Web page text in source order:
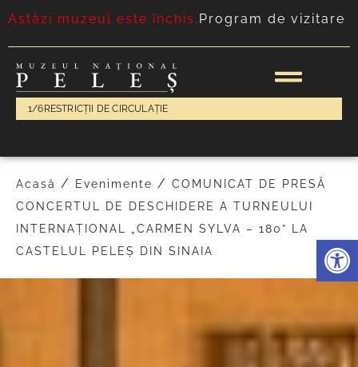
Astăzi muzeul este închis. Program de vizitare
1/6 RESTRICȚII DE CIRCULAȚIE
Acasă / Evenimente / COMUNICAT DE PRESĂ
CONCERTUL DE DESCHIDERE A TURNEULUI
INTERNAȚIONAL „CARMEN SYLVA – 180” LA
CASTELUL PELEȘ DIN SINAIA